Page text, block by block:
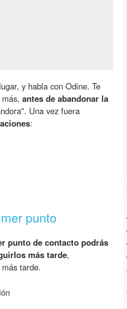
y habla con Odine. Te
antes de abandonar la
Una vez fuera
:
punto
punto de contacto podrás
más tarde,
tarde.